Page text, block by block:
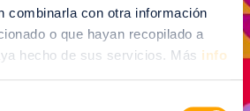
combinarla con otra información
o que hayan recopilado a
hecho de sus servicios. Más info
EVENTOS RELACIONADOS